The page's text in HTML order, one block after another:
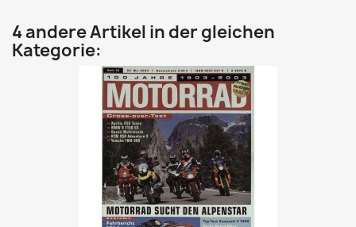
4 andere Artikel in der gleichen
Kategorie: